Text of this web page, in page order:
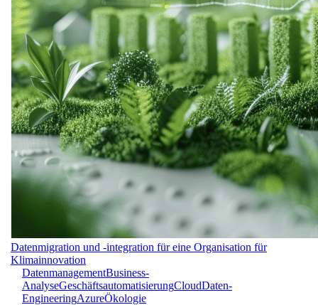
Datenmigration und -integration für eine Organisation für
Klimainnovation
DatenmanagementBusiness-
AnalyseGeschäftsautomatisierungCloudDaten-
EngineeringAzureÖkologie